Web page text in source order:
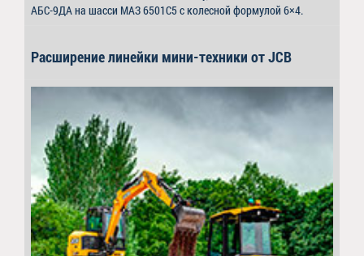
АБС-9ДА на шасси МАЗ 6501C5 с колесной формулой 6×4.
Расширение линейки мини-техники от JCB